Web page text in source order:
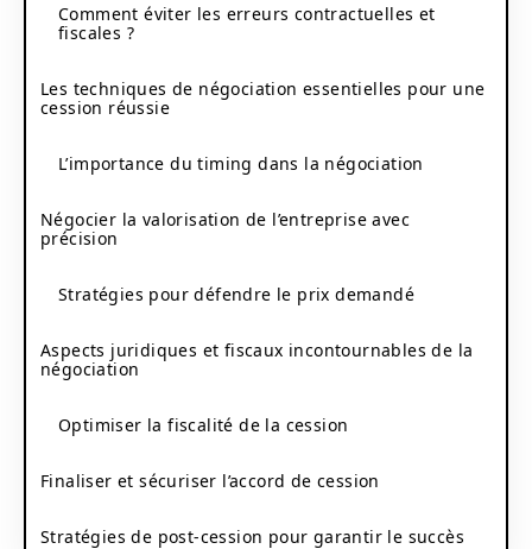
Comment éviter les erreurs contractuelles et
fiscales ?
Les techniques de négociation essentielles pour une
cession réussie
L’importance du timing dans la négociation
Négocier la valorisation de l’entreprise avec
précision
Stratégies pour défendre le prix demandé
Aspects juridiques et fiscaux incontournables de la
négociation
Optimiser la fiscalité de la cession
Finaliser et sécuriser l’accord de cession
Stratégies de post-cession pour garantir le succès